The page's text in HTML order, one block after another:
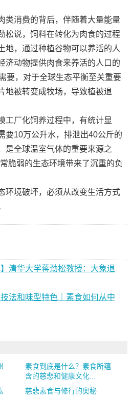
消费的背后，伴随着大量能量
松说，饲料在转化为肉食的过程
地，通过种植谷物可以养活的人
济动物提供肉食来养活的人口的
要，对于全球生态平衡至关重要
地被转变成牧场，导致植被退
厂化饲养过程中，有统计显
要10万公升水，排泄出40公斤的
是全球温室气体的重要来源之
脆弱的生态环境带来了沉重的负
环境破坏，必须从改变生活方式
】清华大学蒋劲松教授：大象退
法和味型特色｜素食如何从中
素食到底是什么？素食所蕴
含的慈悲和健康文化...
慈悲素食与修行的奥秘